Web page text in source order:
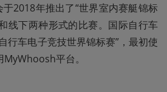
2018年推出了“世界室内赛艇锦标
线下两种形式的比赛。国际自行车
行车电子竞技世界锦标赛”，最初使
平台。